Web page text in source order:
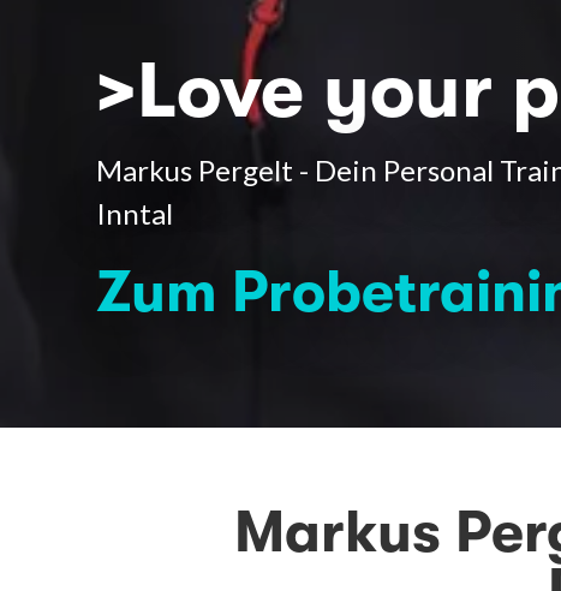
>Love your
Markus Pergelt - Dein Personal
Inntal
Zum
Markus